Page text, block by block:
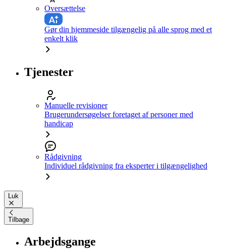
Oversættelse
Gør din hjemmeside tilgængelig på alle sprog med et
enkelt klik
Tjenester
Manuelle revisioner
Brugerundersøgelser foretaget af personer med
handicap
Rådgivning
Individuel rådgivning fra eksperter i tilgængelighed
Luk
Tilbage
Arbejdsgange